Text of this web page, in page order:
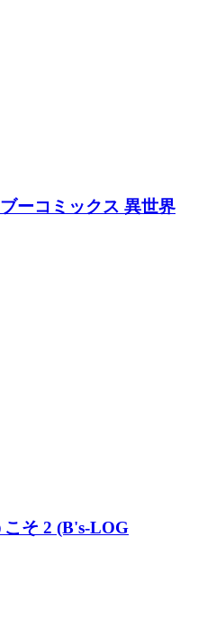
ーコミックス 異世界
そ 2 (B's-LOG